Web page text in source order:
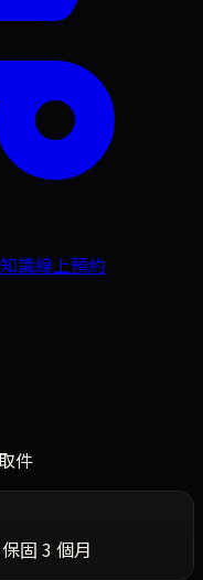
識線上預約
件
固 3 個月